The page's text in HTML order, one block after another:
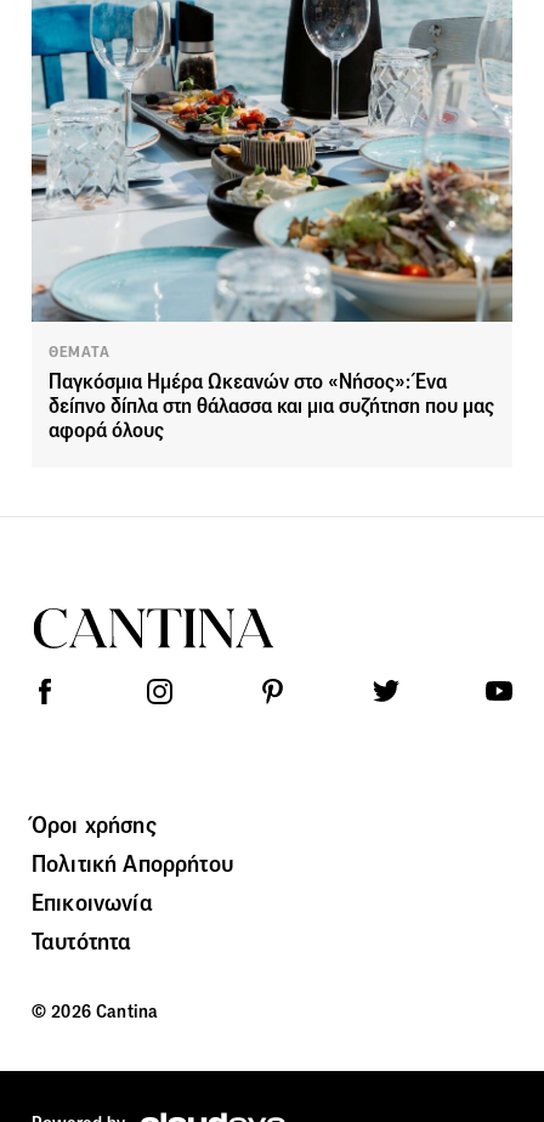
ΘΕΜΑΤΑ
Παγκόσμια Ημέρα Ωκεανών στο «Νήσος»: Ένα
δείπνο δίπλα στη θάλασσα και μια συζήτηση που μας
αφορά όλους
Όροι χρήσης
Πολιτική Απορρήτου
Επικοινωνία
Ταυτότητα
© 2026 Cantina